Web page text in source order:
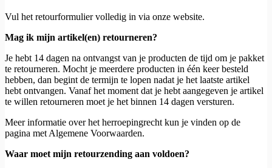
Vul het retourformulier volledig in via onze website.
Mag ik mijn artikel(en) retourneren?
Je hebt 14 dagen na ontvangst van je producten de tijd om je pakket
te retourneren. Mocht je meerdere producten in één keer besteld
hebben, dan begint de termijn te lopen nadat je het laatste artikel
hebt ontvangen. Vanaf het moment dat je hebt aangegeven je artikel
te willen retourneren moet je het binnen 14 dagen versturen.
Meer informatie over het herroepingrecht kun je vinden op de
pagina met Algemene Voorwaarden.
Waar moet mijn retourzending aan voldoen?